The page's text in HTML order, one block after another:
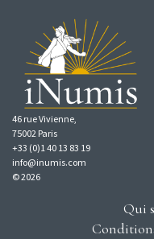
46 rue Vivienne,
75002 Paris
+33 (0)1 40 13 83 19
info@inumis.com
© 2026
Qui